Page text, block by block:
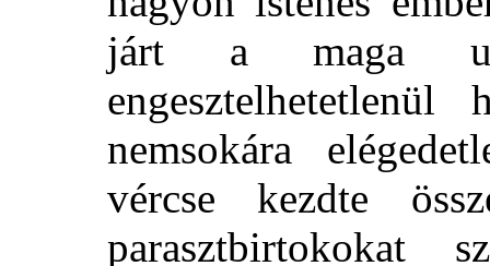
járt a maga
nemsokára
vércse kezdte
parasztbirtokokat